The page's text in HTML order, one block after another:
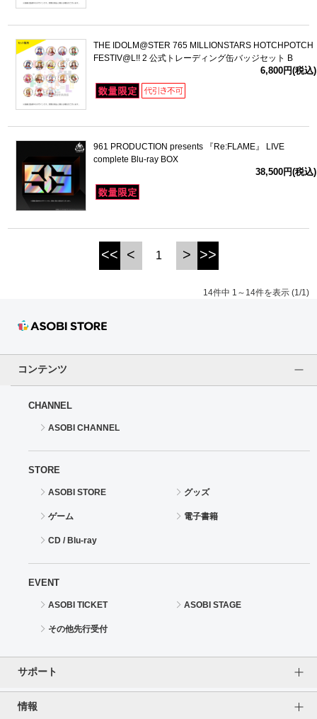
THE IDOLM@STER 765 MILLIONSTARS HOTCHPOTCH
FESTIV@L!! 2 公式トレーディング缶バッジセット B
6,800円(税込)
961 PRODUCTION presents 『Re:FLAME』 LIVE
complete Blu-ray BOX
38,500円(税込)
<< < 1 > >>
14件中 1～14件を表示 (1/1)
コンテンツ
CHANNEL
ASOBI CHANNEL
STORE
ASOBI STORE グッズ
ゲーム 電子書籍
CD / Blu-ray
EVENT
ASOBI TICKET ASOBI STAGE
その他先行受付
サポート
情報